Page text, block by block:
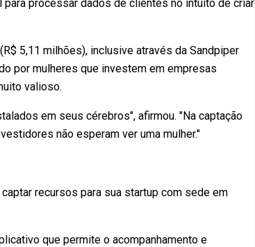
processar dados de clientes no intuito de criar
5,11 milhões), inclusive através da Sandpiper
por mulheres que investem em empresas
valioso.
em seus cérebros", afirmou. "Na captação
não esperam ver uma mulher."
recursos para sua startup com sede em
que permite o acompanhamento e